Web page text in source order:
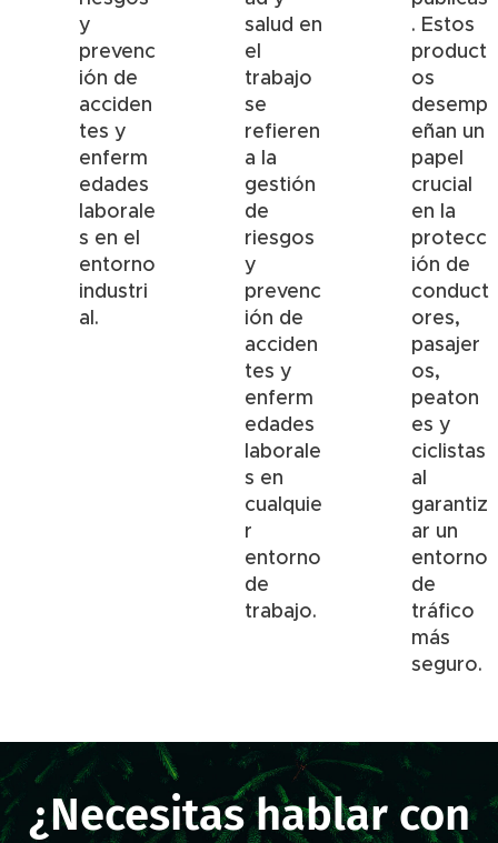
y
prevenc
ión de
acciden
tes y
enferm
edades
laborale
s en el
entorno
industri
al.
salud en
el
trabajo
se
refieren
a la
gestión
de
riesgos
y
prevenc
ión de
acciden
tes y
enferm
edades
laborale
s en
cualquie
r
entorno
de
trabajo.
. Estos
product
os
desemp
eñan un
papel
crucial
en la
protecc
ión de
conduct
ores,
pasajer
os,
peaton
es y
ciclistas
al
garantiz
ar un
entorno
de
tráfico
más
seguro.
¿Necesitas hablar con